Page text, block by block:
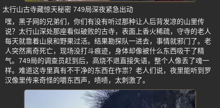
太行山古寺藏惊天秘密 749局深夜紧急出动
嘿，黑子网的兄弟们，你们有没有听过那种让人后背发凉的山里传
说？太行山深处那座看似破败的古寺，表面上香火稀疏，守寺的老人
每天就靠着山泉和野果过活。结果勘探队一进去，事情就邪门了。老
人突然离奇死亡，现场没打斗痕迹，身体却像被什么东西吸干了精
气。749局的调查员赶到后，高烧不退直接失语，整个人像丢了魂一
样。难道这寺里真有不干净的东西在作祟？老人们说，夜里能听到罗
汉像里传来奇怪的嚼东西声，啧啧，太刺激了。